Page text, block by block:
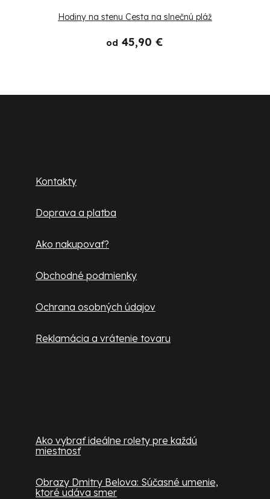
Hodiny na stenu Cesta na slnečnú pláž
od 45,90 €
Kontakty
Doprava a platba
Ako nakupovať?
Obchodné podmienky
Ochrana osobných údajov
Reklamácia a vrátenie tovaru
Ako vybrať ideálne rolety pre každú
miestnosť
Obrazy Dmitry Belova: Súčasné umenie,
ktoré udáva smer